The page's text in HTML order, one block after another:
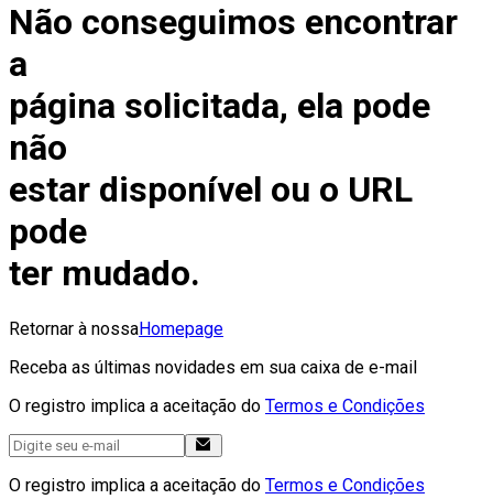
Não conseguimos encontrar
a
página solicitada, ela pode
não
estar disponível ou o URL
pode
ter mudado.
Retornar à nossaHomepage
Receba as últimas novidades em sua caixa de e-mail
O registro implica a aceitação do Termos e Condições
O registro implica a aceitação do Termos e Condições